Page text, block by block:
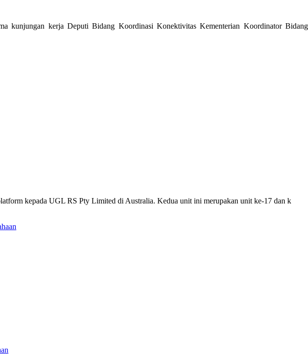
kerja Deputi Bidang Koordinasi Konektivitas Kementerian Koordinator Bidang
kepada UGL RS Pty Limited di Australia. Kedua unit ini merupakan unit ke-17 dan k